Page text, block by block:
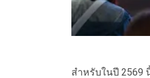
สำหรับในปี 2569